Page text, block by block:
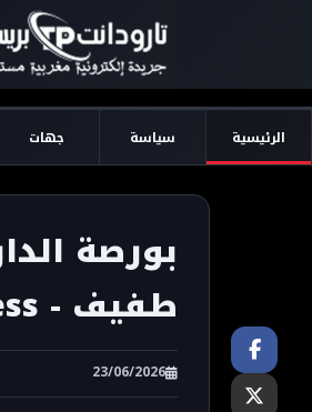
الرئيسية سياسة جهات
بورصة
طفيف - taroudant press
23/06/2026